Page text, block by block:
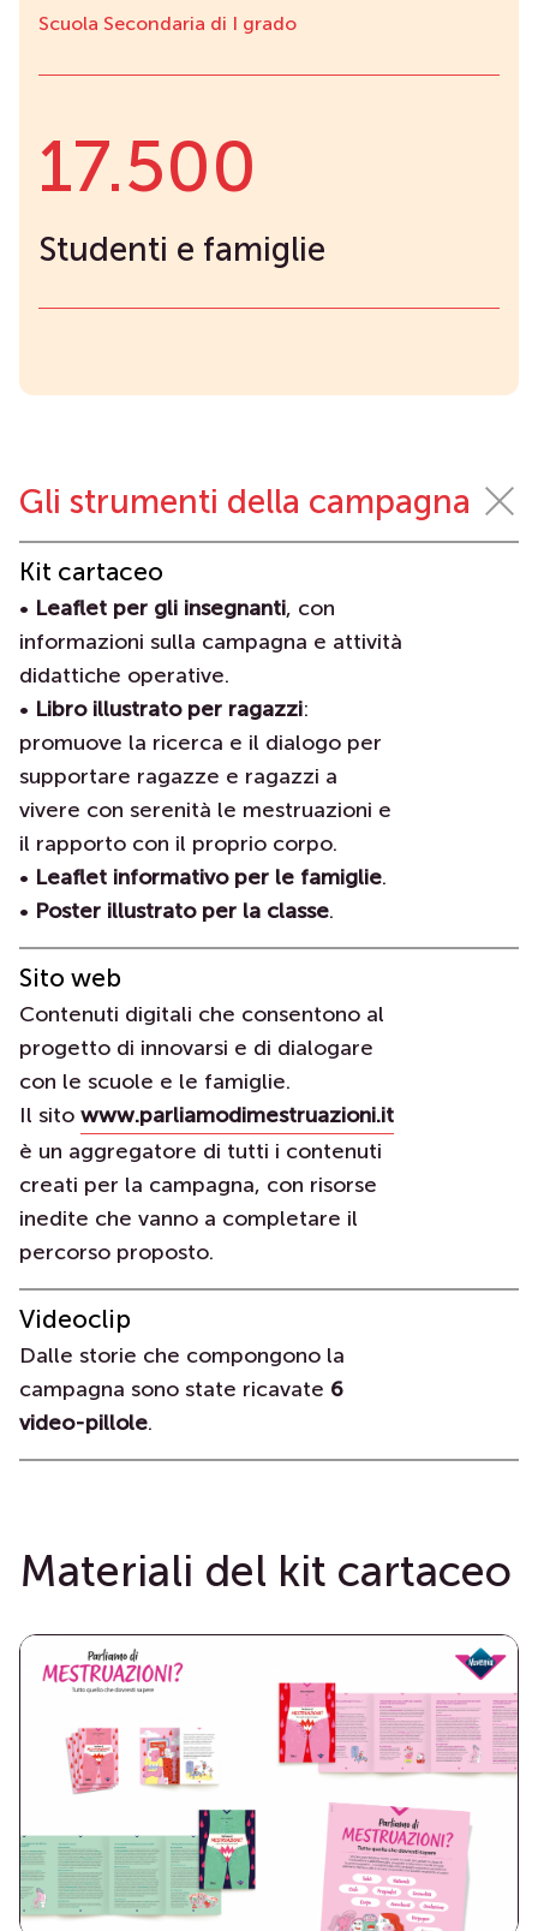
Scuola Secondaria di I grado
17.500
Studenti e famiglie
Gli strumenti della campagna
Kit cartaceo
• Leaflet per gli insegnanti, con
informazioni sulla campagna e attività
didattiche operative.
• Libro illustrato per ragazzi:
promuove la ricerca e il dialogo per
supportare ragazze e ragazzi a
vivere con serenità le mestruazioni e
il rapporto con il proprio corpo.
• Leaflet informativo per le famiglie.
• Poster illustrato per la classe.
Sito web
Contenuti digitali che consentono al
progetto di innovarsi e di dialogare
con le scuole e le famiglie.
Il sito www.parliamodimestruazioni.it
è un aggregatore di tutti i contenuti
creati per la campagna, con risorse
inedite che vanno a completare il
percorso proposto.
Videoclip
Dalle storie che compongono la
campagna sono state ricavate 6
video-pillole.
Materiali del kit cartaceo